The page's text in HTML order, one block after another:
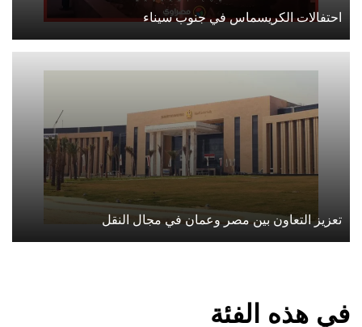
احتفالات الكريسماس في جنوب سيناء
تعزيز التعاون بين مصر وعمان في مجال النقل
في هذه الفئة